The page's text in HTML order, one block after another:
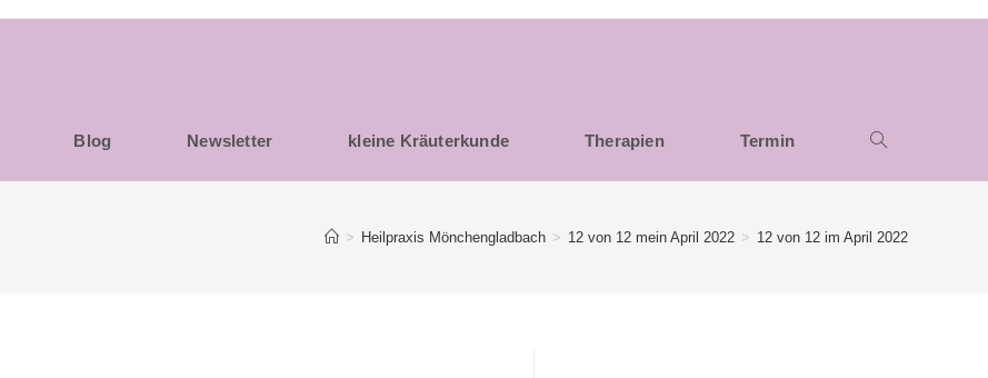
Blog Newsletter kleine Kräuterkunde Therapien Termin
> Heilpraxis Mönchengladbach > 12 von 12 mein April 2022 > 12 von 12 im April 2022